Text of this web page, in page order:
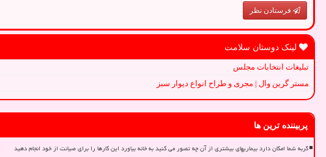
فرستادن نظر
لینک دوستان سلامت
تبلیغات انتخابات مجلس
مستر گرین وال | مجری و طراح انواع دیوار سبز
پربیننده ترین ها
گربه شما امکان دارد بیماریهای بیشتری از آن چه تصور می کنید به خانه بیاورد این کارها را برای صیانت از خود انجام دهید